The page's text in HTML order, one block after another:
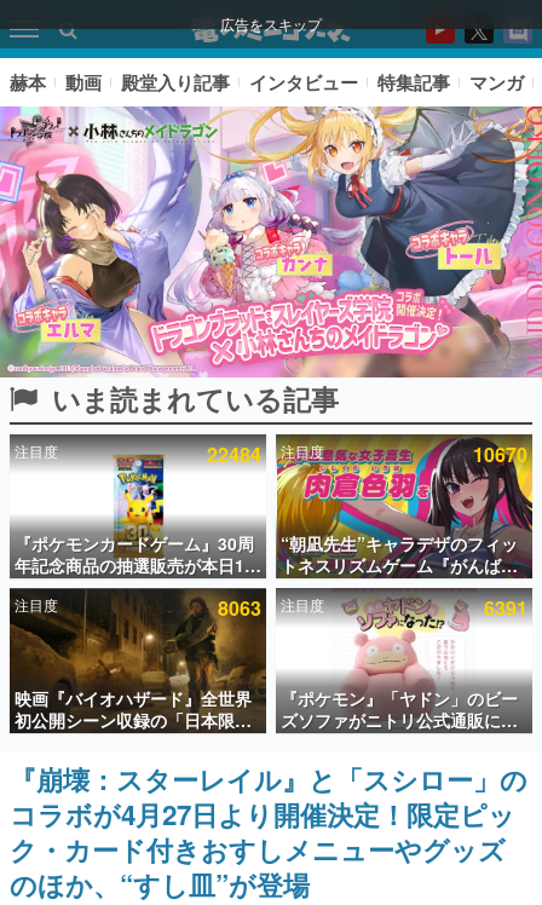
広告をスキップ
ピックアップ
電ファミのいま読まれている記事ランキング
アプリセール情報
インタビュー
連載・特集一覧
殿堂入り記事
SNS拡散数が数千以上！ ページビュー数万以上！ などな
ど。多くの人々に読まれた、電ファミ渾身の“殿堂入り”記
事をまとめました。
ゲームの企画書
名作ゲームクリエイターの方々に製作時のエピソードをお
聞きし、ヒットする企画（ゲーム）とは何か？を探ってい
きます。
赫本
この物語を解いてはいけない。『赫本』は、〈試験問題〉
赫本 動画 殿堂入り記事 インタビュー 特集記事 マンガ
いま読まれている記事
注目度 22484
『ポケモンカードゲーム』30周
年記念商品の抽選販売が本日12
時より開始。拡張パック「30th
CELEBRATION」のボックス
に、「プレミアムデッキセット
エーフィ・ブラッキー」
「FUTURISTIC BOX」の計3商
品
注目度 10670
“朝凪先生”キャラデザのフィッ
トネスリズムゲーム『がんば
れ！チアリズム』Steamストア
ページが公開。キャラクターの
CVは陽向葵ゅかさん
注目度 8063
映画『バイオハザード』全世界
初公開シーン収録の「日本限
定」予告映像が解禁。バイオの
日（8月10日）にあわせて、
「ラクーンシティ総合病院」へ
行く配達人の姿が披露
注目度 6391
『ポケモン』「ヤドン」のビー
ズソファがニトリ公式通販にて
販売中。かわいらしい顔や立体
感のある耳、ソファの後ろにつ
いたしっぽなどで「ヤドン」の
かわいさを表現
『崩壊：スターレイル』と「スシロー」の
コラボが4月27日より開催決定！限定ピッ
ク・カード付きおすしメニューやグッズ
のほか、“すし皿”が登場